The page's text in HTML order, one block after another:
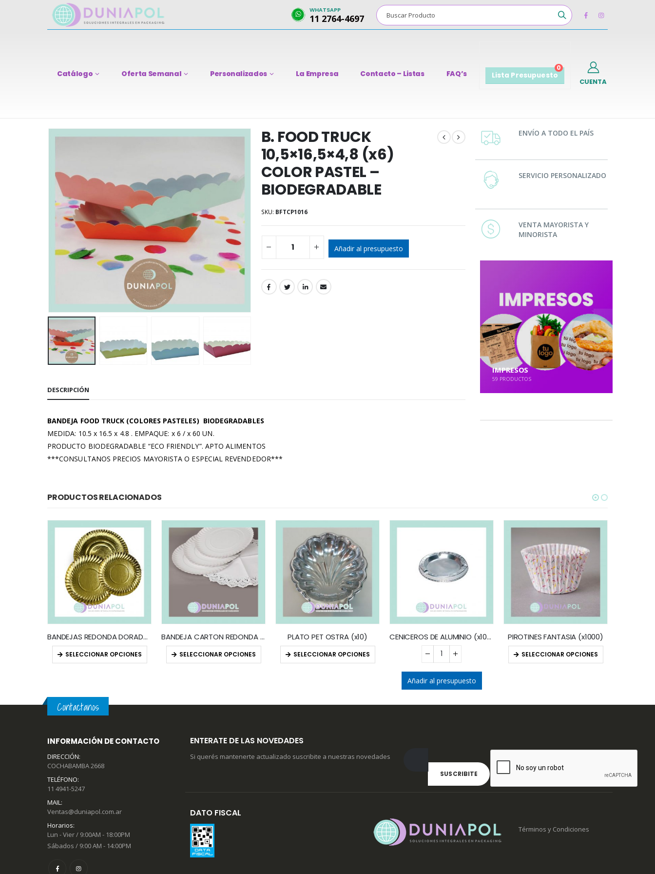
WHATSAPP
11 2764-4697
Catálogo Oferta Semanal Personalizados La Empresa Contacto – Listas FAQ’s
0
Lista Presupuesto
CUENTA
B. FOOD TRUCK
10,5×16,5×4,8 (x6)
COLOR PASTEL –
BIODEGRADABLE
SKU: BFTCP1016
Añadir al presupuesto
DESCRIPCIÓN
BANDEJA FOOD TRUCK (COLORES PASTELES) BIODEGRADABLES
MEDIDA: 10.5 x 16.5 x 4.8 . EMPAQUE: x 6 / x 60 UN.
PRODUCTO BIODEGRADABLE “ECO FRIENDLY”. APTO ALIMENTOS
***CONSULTANOS PRECIOS MAYORISTA O ESPECIAL REVENDEDOR***
ENVÍO A TODO EL PAÍS
SERVICIO PERSONALIZADO
VENTA MAYORISTA Y
MINORISTA
IMPRESOS
59 PRODUCTOS
PRODUCTOS RELACIONADOS
BANDEJAS REDONDA DORADAS / PLATA (x10)
SELECCIONAR OPCIONES
BANDEJA CARTON REDONDA (x100)
SELECCIONAR OPCIONES
PLATO PET OSTRA (x10)
SELECCIONAR OPCIONES
CENICEROS DE ALUMINIO (x100)
Añadir al presupuesto
PIROTINES FANTASIA (x1000)
SELECCIONAR OPCIONES
Contactanos
INFORMACIÓN DE CONTACTO
DIRECCIÓN:
COCHABAMBA 2668
TELÉFONO:
11 4941-5247
MAIL:
Ventas@duniapol.com.ar
Horarios:
Lun - Vier / 9:00AM - 18:00PM
Sábados / 9:00 AM - 14:00PM
ENTERATE DE LAS NOVEDADES
Si querés mantenerte actualizado suscribite a nuestras novedades
DATO FISCAL
Términos y Condiciones